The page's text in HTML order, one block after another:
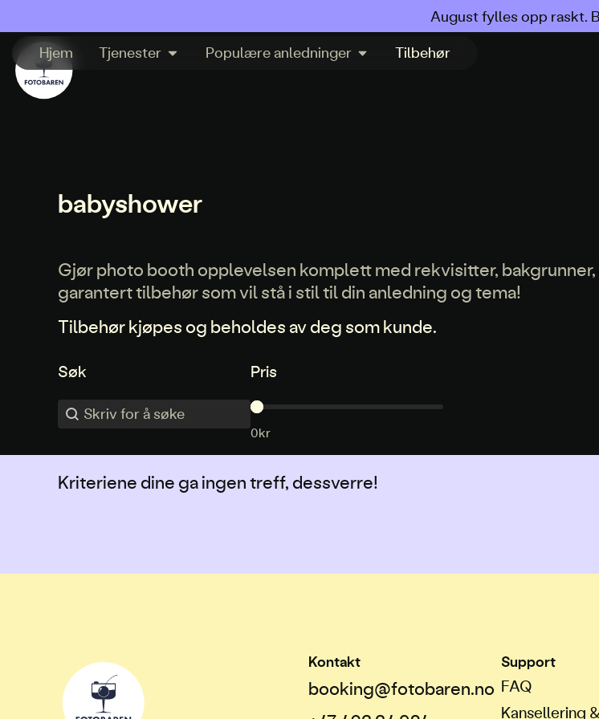
August fylles opp raskt.
Hjem
Tjenester Populære anledninger Tilbehør
babyshower
Gjør photo booth opplevelsen komplett med rekvisitter,
garantert tilbehør som vil stå i stil til din anledning og tema!
Tilbehør kjøpes og beholdes av deg som kunde.
Søk
Søk
Søk
Pris
Pris
0kr
Kriteriene dine ga ingen treff, dessverre!
Kontakt
booking@fotobaren.no
Support
FAQ
Kansellering